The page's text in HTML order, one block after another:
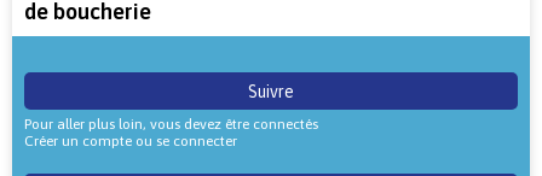
de boucherie
Suivre
Pour aller plus loin, vous devez être connectés
Créer un compte ou se connecter